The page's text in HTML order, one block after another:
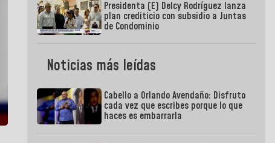
Presidenta (E) Delcy Rodríguez lanza
plan crediticio con subsidio a Juntas
de Condominio
Noticias más leídas
Cabello a Orlando Avendaño: Disfruto
cada vez que escribes porque lo que
haces es embarrarla